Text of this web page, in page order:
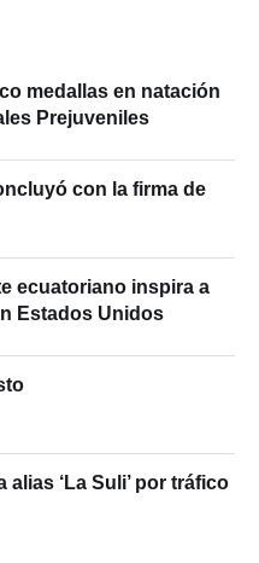
medallas en natación
Prejuveniles
con la firma de
ecuatoriano inspira a
Estados Unidos
‘La Suli’ por tráfico